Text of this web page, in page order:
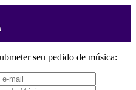
seu pedido de música: